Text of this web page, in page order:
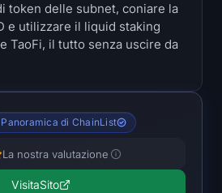
token delle subnet, coniare la
e utilizzare il liquid staking
TaoFi, il tutto senza uscire da
Panoramica di ChainList
La nostra valutazione
VisitaSito